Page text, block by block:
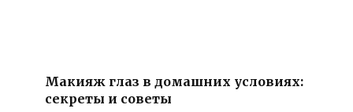
Макияж глаз в домашних условиях:
секреты и советы